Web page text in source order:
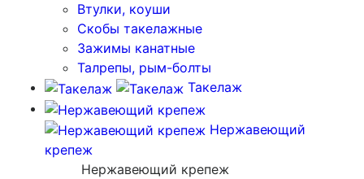
Втулки, коуши
Скобы такелажные
Зажимы канатные
Талрепы, рым-болты
Такелаж
Нержавеющий
крепеж
Нержавеющий крепеж